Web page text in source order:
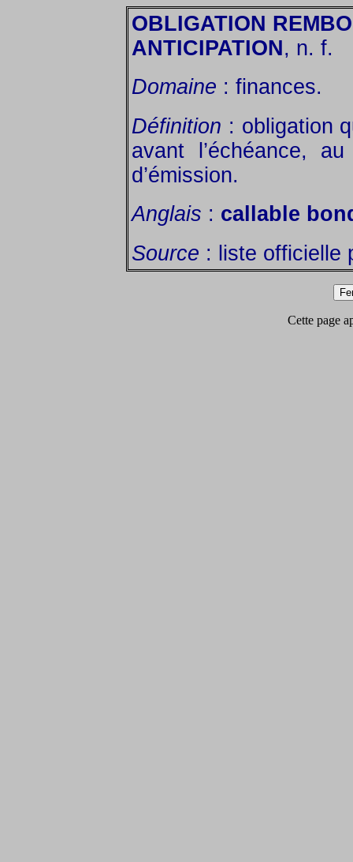
OBLIGATION
ANTICIPATION, n. f.
Domaine : finances.
Définition : obligation
avant l’échéance,
d’émission.
Anglais : callable
Source : liste officielle
Cette page